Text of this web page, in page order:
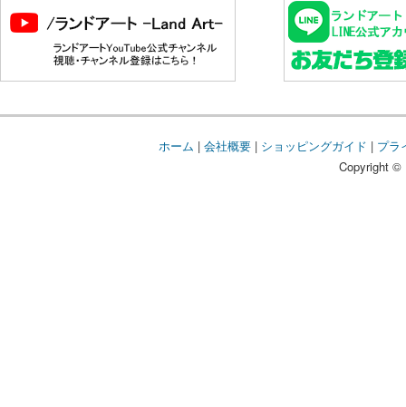
ホーム | 会社概要| ショッピングガイド | プラ
Copyright ©